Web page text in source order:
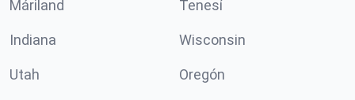
Máriland Tenesí
Indiana Wisconsin
Utah Oregón